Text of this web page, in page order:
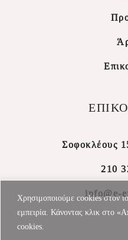
Χρησιμοποιούμε cookies στον
εμπειρία. Κάνοντας κλικ στο
cookies.
Σοφοκλέους
210
info@e-